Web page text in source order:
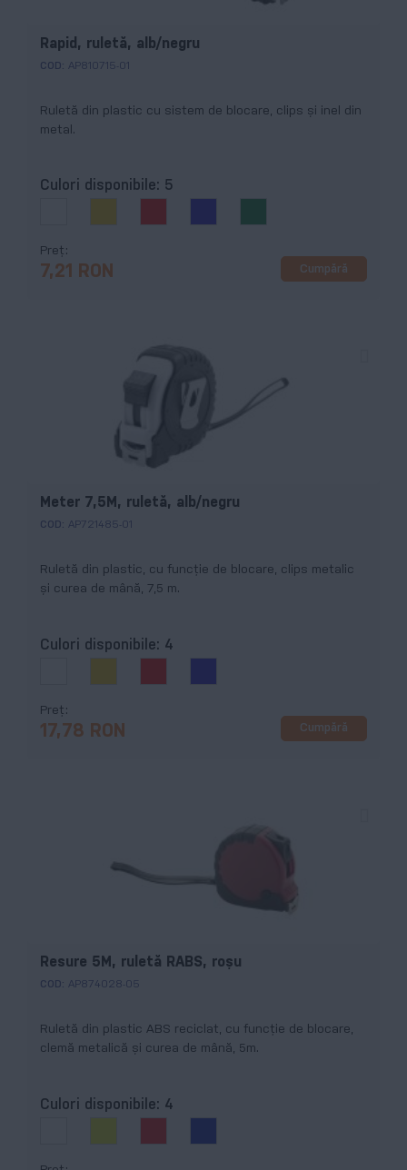
Rapid, ruletă, alb/negru
COD: AP810715-01
Ruletă din plastic cu sistem de blocare, clips şi inel din
metal.
Culori disponibile: 5
Preț
7,21 RON Cumpără
Meter 7,5M, ruletă, alb/negru
COD: AP721485-01
Ruletă din plastic, cu funcție de blocare, clips metalic
și curea de mână, 7,5 m.
Culori disponibile: 4
Preț
17,78 RON Cumpără
Resure 5M, ruletă RABS, roșu
COD: AP874028-05
Ruletă din plastic ABS reciclat, cu funcție de blocare,
clemă metalică și curea de mână, 5m.
Culori disponibile: 4